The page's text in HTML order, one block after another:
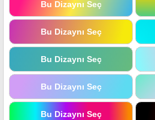
Bu Dizaynı Seç
Bu Dizaynı Seç
Bu Dizaynı Seç
Bu Dizaynı Seç
Bu Dizaynı Seç